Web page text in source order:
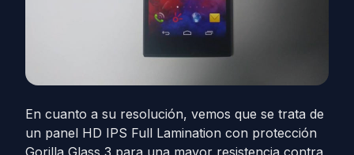
En cuanto a su resolución, vemos que se trata de
un panel HD IPS Full Lamination con protección
Gorilla Glass 3 para una mayor resistencia contra